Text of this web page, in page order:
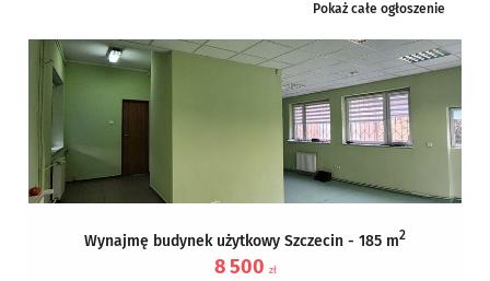
Pokaż całe ogłoszenie
Wynajmę budynek użytkowy Szczecin - 185 m2
8 500 zł